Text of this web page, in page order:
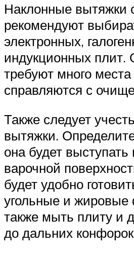
Наклонные вытяжки
рекомендуют
электронных,
индукционных плит.
требуют много
справляются с
Также следует
вытяжки.
она будет
варочной
будет удобно
угольные и
также мыть плиту и
до дальних